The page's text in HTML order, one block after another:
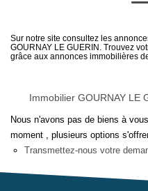
Nos
Sur notre site consultez les
GOURNAY LE GUERIN. Trouvez
grâce aux annonces immobilières
Immobilier GOURNAY LE
Nous n'avons pas de biens à
moment , plusieurs options
Transmettez-nous votre